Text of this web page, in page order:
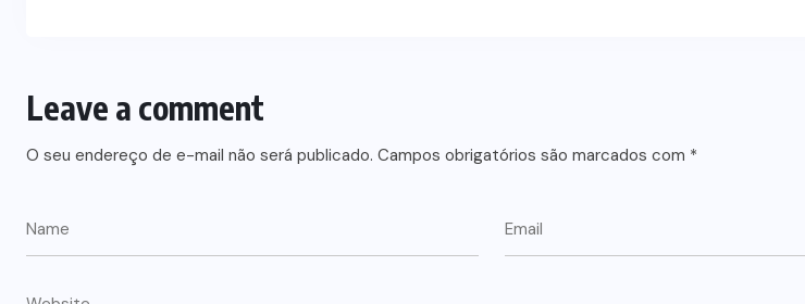
Leave a comment
O seu endereço de e-mail não será publicado. Campos obrigatórios são marcados com *